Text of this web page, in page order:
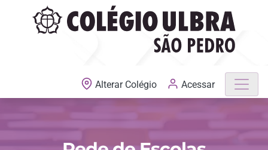
MATRÍCULAS ABERTAS
Alterar Colégio Acessar